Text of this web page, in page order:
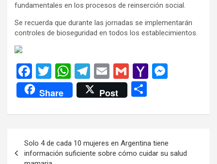
fundamentales en los procesos de reinserción social.
Se recuerda que durante las jornadas se implementarán
controles de bioseguridad en todos los establecimientos.
F
a
ce
b
o
T
wi
tt
er
W
h
at
s
p
T
el
e
gr
m
E
m
ail
G
m
ail
Y
o
M
n
er
Share Post
m
ar
de
Solo 4 de cada 10 mujeres en Argentina tiene
información suficiente sobre cómo cuidar su salud